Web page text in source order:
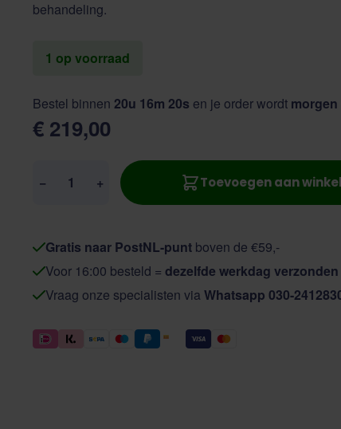
behandeling.
1 op voorraad
Bestel binnen 20u 16m 19s en je order wordt
€ 219,00
− + Toevoegen aan
Gratis naar PostNL-punt boven de €59,-
Voor 16:00 besteld = dezelfde werkdag verzonden
Vraag onze specialisten via Whatsapp 030-